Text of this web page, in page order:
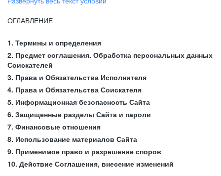
ОГЛАВЛЕНИЕ
1. Термины и определения
2. Предмет соглашения. Обработка персональных данных
Соискателей
3. Права и Обязательства Исполнителя
4. Права и Обязательства Соискателя
5. Информационная безопасность Сайта
6. Защищенные разделы Сайта и пароли
7. Финансовые отношения
8. Использование материалов Сайта
9. Применимое право и разрешение споров
10. Действие Соглашения, внесение изменений